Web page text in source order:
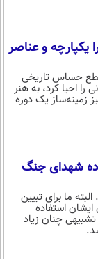
یکپارچه و عناصر
حساس تاریخی
را احیا کرد، به هنر
زمینه‌ساز یک دوره
شهدای جنگ
ما برای تبیین
استفاده
چنان زیاد